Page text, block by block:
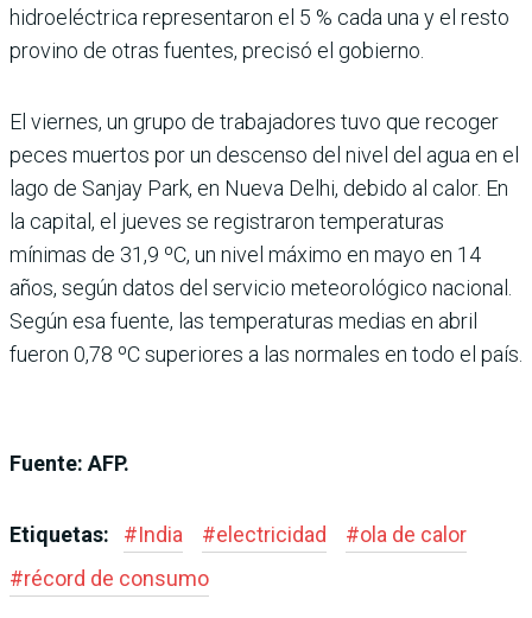
hidroeléctrica representaron el 5 % cada una y el resto
provino de otras fuentes, precisó el gobierno.
El viernes, un grupo de trabajadores tuvo que recoger
peces muertos por un descenso del nivel del agua en el
lago de Sanjay Park, en Nueva Delhi, debido al calor. En
la capital, el jueves se registraron temperaturas
mínimas de 31,9 ºC, un nivel máximo en mayo en 14
años, según datos del servicio meteorológico nacional.
Según esa fuente, las temperaturas medias en abril
fueron 0,78 ºC superiores a las normales en todo el país.
Fuente: AFP.
Etiquetas: #India #electricidad #ola de calor
#récord de consumo